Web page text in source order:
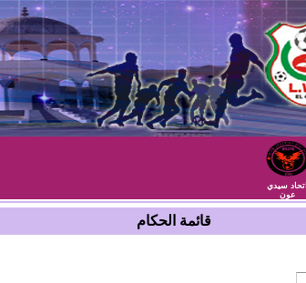
اتحاد سيدي
عون
قائمة الحكام